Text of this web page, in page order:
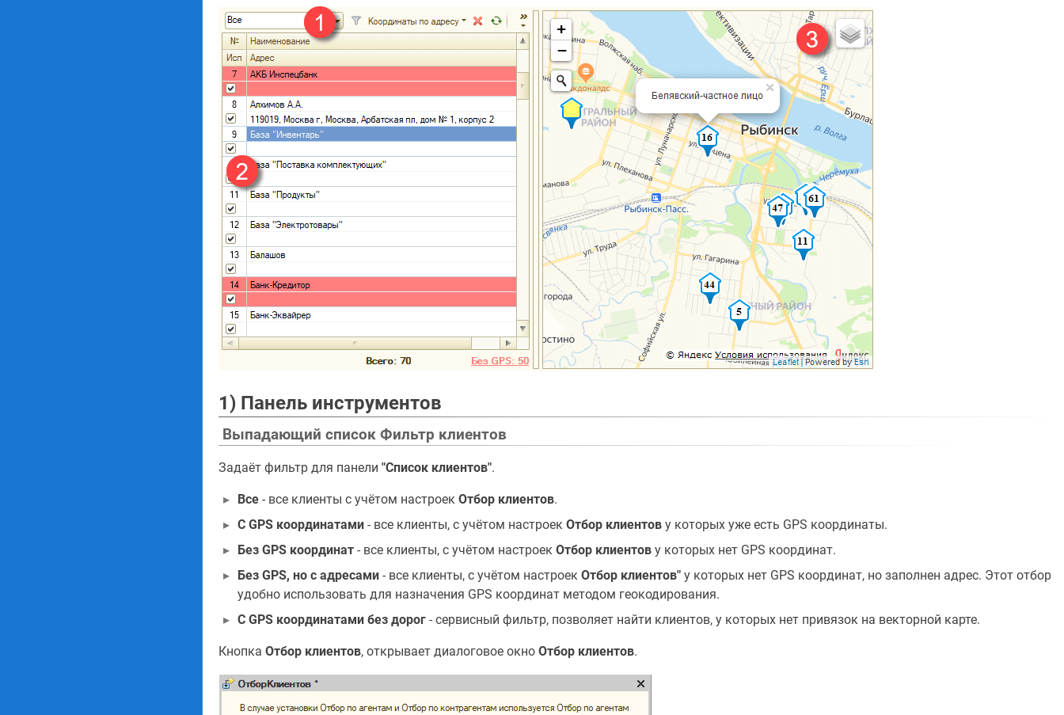
1) Панель инструментов
Выпадающий список Фильтр клиентов
Задаёт фильтр для панели "Список клиентов".
Все - все клиенты с учётом настроек Отбор клиентов.
С GPS координатами - все клиенты, с учётом настроек Отбор клиентов у которых уже есть GPS координаты.
Без GPS координат - все клиенты, с учётом настроек Отбор клиентов у которых нет GPS координат.
Без GPS, но с адресами - все клиенты, с учётом настроек Отбор клиентов" у которых нет GPS координат, но заполнен адрес. Этот отбор
удобно использовать для назначения GPS координат методом геокодирования.
С GPS координатами без дорог - сервисный фильтр, позволяет найти клиентов, у которых нет привязок на векторной карте.
Кнопка Отбор клиентов, открывает диалоговое окно Отбор клиентов.